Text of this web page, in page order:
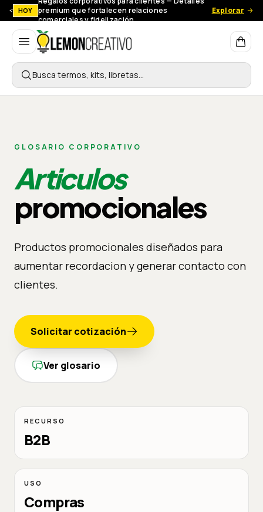
HOY
premium que fortalecen relaciones
comerciales y fidelización.
Explorar
Lemon Creativo
Busca termos, kits, libretas…
GLOSARIO CORPORATIVO
Articulos
promocionales
Productos promocionales diseñados para
aumentar recordacion y generar contacto con
clientes.
Solicitar cotización
Ver glosario
RECURSO
B2B
USO
Compras